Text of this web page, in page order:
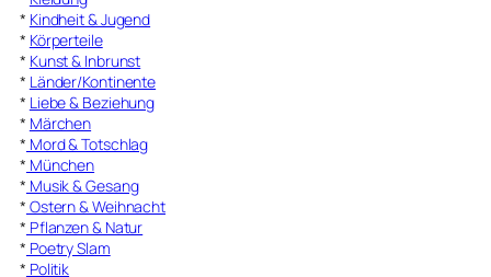
* Kindheit & Jugend
* Körperteile
* Kunst & Inbrunst
* Länder/Kontinente
* Liebe & Beziehung
* Märchen
* Mord & Totschlag
* München
* Musik & Gesang
* Ostern & Weihnacht
* Pflanzen & Natur
* Poetry Slam
* Politik